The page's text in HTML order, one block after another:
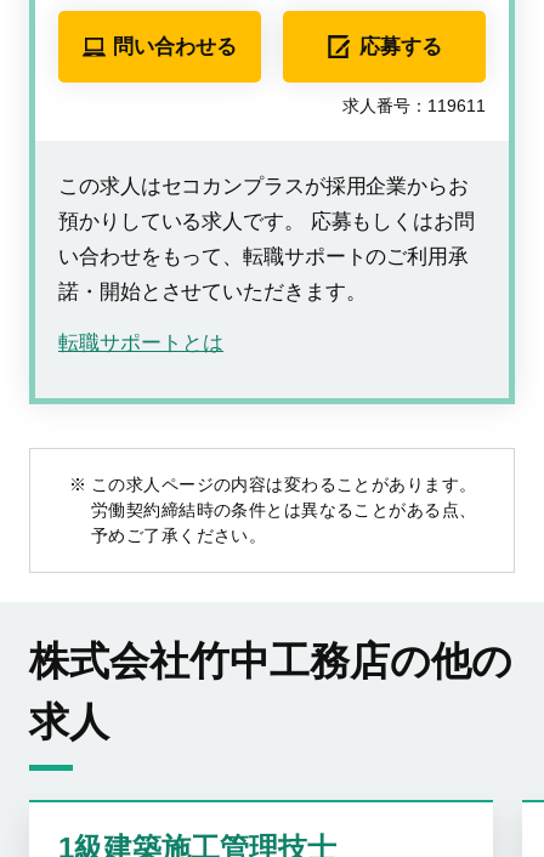
問い合わせる 応募する
求人番号：119611
この求人はセコカンプラスが採用企業からお
預かりしている求人です。 応募もしくはお問
い合わせをもって、転職サポートのご利用承
諾・開始とさせていただきます。
転職サポートとは
この求人ページの内容は変わることがあります。
労働契約締結時の条件とは異なることがある点、
予めご了承ください。
株式会社竹中工務店の他の
求人
1級建築施工管理技士